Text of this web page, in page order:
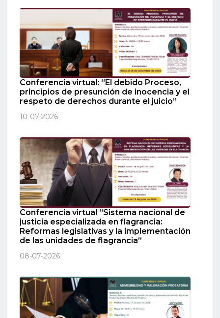
Conferencia virtual: “El debido Proceso,
principios de presunción de inocencia y el
respeto de derechos durante el juicio”
10-07-2026
Conferencia virtual “Sistema nacional de
justicia especializada en flagrancia:
Reformas legislativas y la implementación
de las unidades de flagrancia”
08-07-2026